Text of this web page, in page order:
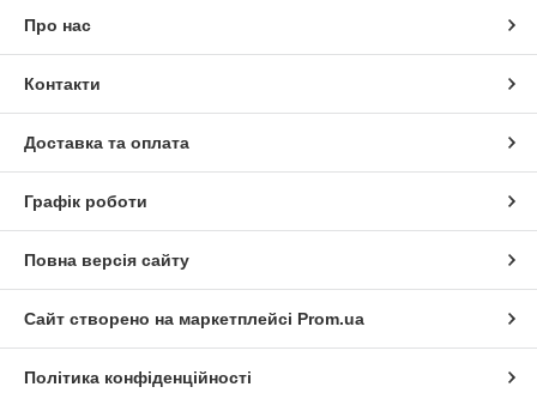
Про нас
Контакти
Доставка та оплата
Графік роботи
Повна версія сайту
Сайт створено на маркетплейсі Prom.ua
Політика конфіденційності